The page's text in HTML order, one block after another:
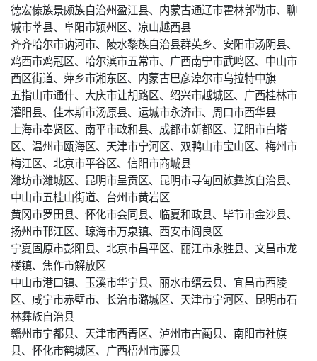
德宏傣族景颇族自治州盈江县、内蒙古通辽市霍林郭勒市、聊
城市莘县、阜阳市颍州区、凉山越西县
齐齐哈尔市讷河市、陵水黎族自治县群英乡、安阳市汤阴县、
鸡西市鸡冠区、哈尔滨市五常市、广西南宁市武鸣区、中山市
西区街道、萍乡市湘东区、内蒙古巴彦淖尔市乌拉特中旗
五指山市通什、大庆市让胡路区、绍兴市越城区、广西桂林市
灌阳县、佳木斯市汤原县、运城市永济市、周口市西华县
上海市奉贤区、南平市政和县、成都市新都区、辽阳市白塔
区、温州市瓯海区、天津市宁河区、双鸭山市宝山区、梅州市
梅江区、北京市平谷区、信阳市商城县
潍坊市潍城区、昆明市呈贡区、昆明市寻甸回族彝族自治县、
中山市五桂山街道、台州市黄岩区
黄冈市罗田县、怀化市会同县、临夏和政县、毕节市金沙县、
扬州市邗江区、琼海市万泉镇、西安市阎良区
宁夏固原市彭阳县、北京市昌平区、丽江市永胜县、文昌市龙
楼镇、焦作市解放区
中山市港口镇、玉溪市华宁县、丽水市缙云县、宜昌市西陵
区、咸宁市赤壁市、长治市潞城区、天津市宁河区、昆明市石
林彝族自治县
赣州市宁都县、天津市西青区、泸州市古蔺县、南阳市社旗
县、怀化市鹤城区、广西梧州市藤县